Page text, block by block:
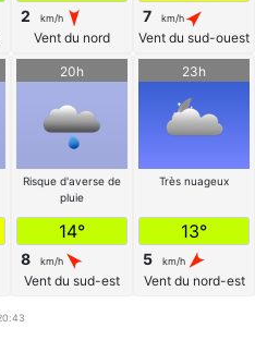
2 km/h
Vent du nord
7 km/h
Vent du sud-ouest
20h
Risque d'averse de
pluie
14°
8 km/h
Vent du sud-est
23h
Très nuageux
13°
5 km/h
Vent du nord-est